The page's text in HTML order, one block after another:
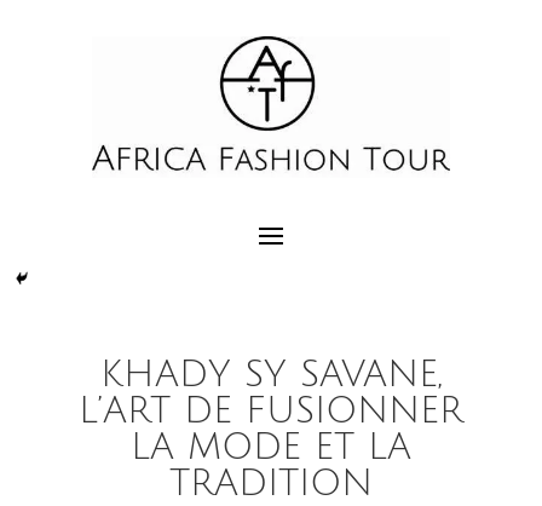
KHADY SY SAVANE,
L’ART DE FUSIONNER
LA MODE ET LA
TRADITION